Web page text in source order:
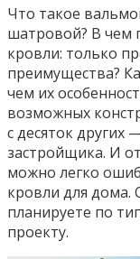
Что такое
шатровой? В чем
кровли: только
преимущества?
чем их
возможных
с десяток других
застройщика. И
можно легко
кровли для дома.
планируете по
проекту.